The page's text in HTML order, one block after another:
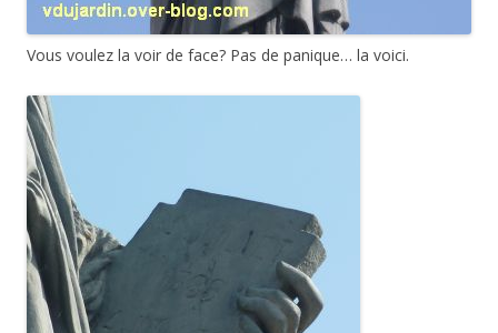
Vous voulez la voir de face? Pas de panique… la voici.